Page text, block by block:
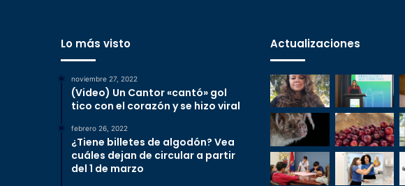
Lo más visto
noviembre 27, 2022
(Video) Un Cantor «cantó» gol
tico con el corazón y se hizo viral
febrero 26, 2022
¿Tiene billetes de algodón? Vea
cuáles dejan de circular a partir
del 1 de marzo
Actualizaciones